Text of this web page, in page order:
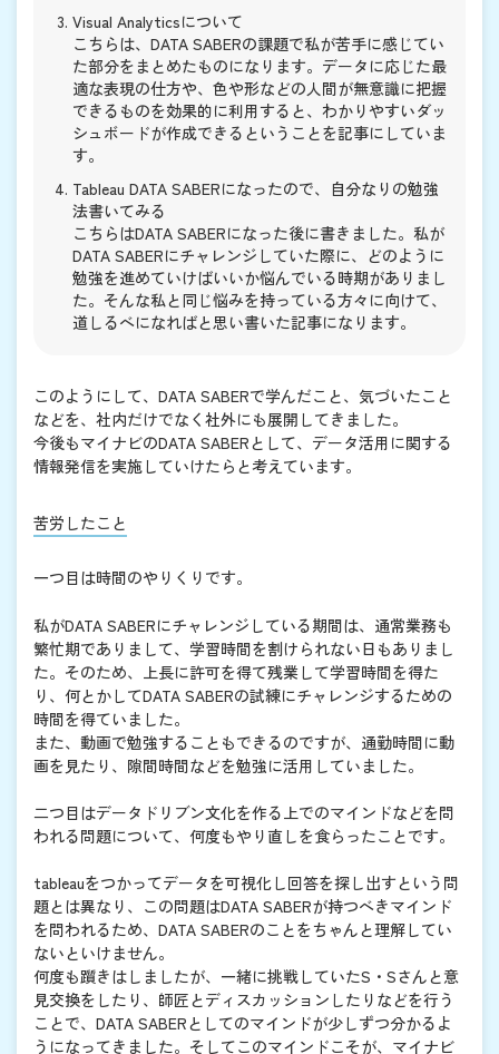
Visual Analyticsについて
こちらは、DATA SABERの課題で私が苦手に感じてい
た部分をまとめたものになります。データに応じた最
適な表現の仕方や、色や形などの人間が無意識に把握
できるものを効果的に利用すると、わかりやすいダッ
シュボードが作成できるということを記事にしていま
す。
Tableau DATA SABERになったので、自分なりの勉強
法書いてみる
こちらはDATA SABERになった後に書きました。私が
DATA SABERにチャレンジしていた際に、どのように
勉強を進めていけばいいか悩んでいる時期がありまし
た。そんな私と同じ悩みを持っている方々に向けて、
道しるべになればと思い書いた記事になります。
このようにして、DATA SABERで学んだこと、気づいたこと
などを、社内だけでなく社外にも展開してきました。
今後もマイナビのDATA SABERとして、データ活用に関する
情報発信を実施していけたらと考えています。
苦労したこと
一つ目は時間のやりくりです。
私がDATA SABERにチャレンジしている期間は、通常業務も
繁忙期でありまして、学習時間を割けられない日もありまし
た。そのため、上長に許可を得て残業して学習時間を得た
り、何とかしてDATA SABERの試練にチャレンジするための
時間を得ていました。
また、動画で勉強することもできるのですが、通勤時間に動
画を見たり、隙間時間などを勉強に活用していました。
二つ目はデータドリブン文化を作る上でのマインドなどを問
われる問題について、何度もやり直しを食らったことです。
tableauをつかってデータを可視化し回答を探し出すという問
題とは異なり、この問題はDATA SABERが持つべきマインド
を問われるため、DATA SABERのことをちゃんと理解してい
ないといけません。
何度も躓きはしましたが、一緒に挑戦していたS・Sさんと意
見交換をしたり、師匠とディスカッションしたりなどを行う
ことで、DATA SABERとしてのマインドが少しずつ分かるよ
うになってきました。そしてこのマインドこそが、マイナビ